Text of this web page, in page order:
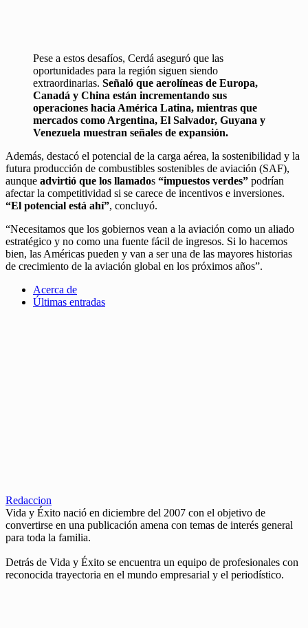
Pese a estos desafíos, Cerdá aseguró que las
oportunidades para la región siguen siendo
extraordinarias. Señaló que aerolíneas de Europa,
Canadá y China están incrementando sus
operaciones hacia América Latina, mientras que
mercados como Argentina, El Salvador, Guyana y
Venezuela muestran señales de expansión.
Además, destacó el potencial de la carga aérea, la sostenibilidad y la
futura producción de combustibles sostenibles de aviación (SAF),
aunque advirtió que los llamados “impuestos verdes” podrían
afectar la competitividad si se carece de incentivos e inversiones.
“El potencial está ahí”, concluyó.
“Necesitamos que los gobiernos vean a la aviación como un aliado
estratégico y no como una fuente fácil de ingresos. Si lo hacemos
bien, las Américas pueden y van a ser una de las mayores historias
de crecimiento de la aviación global en los próximos años”.
Acerca de
Últimas entradas
Redaccion
Vida y Éxito nació en diciembre del 2007 con el objetivo de
convertirse en una publicación amena con temas de interés general
para toda la familia.
Detrás de Vida y Éxito se encuentra un equipo de profesionales con
reconocida trayectoria en el mundo empresarial y el periodístico.